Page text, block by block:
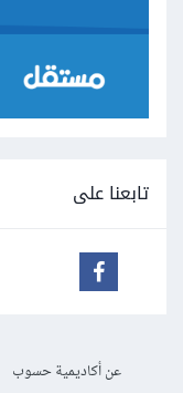
تابعنا على
عن أكاديمية حسوب